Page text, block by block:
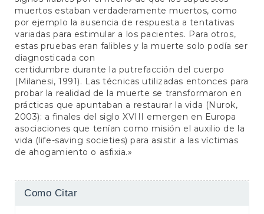
muertos estaban verdaderamente muertos, como
por ejemplo la ausencia de respuesta a tentativas
variadas para estimular a los pacientes. Para otros,
estas pruebas eran falibles y la muerte solo podía ser
diagnosticada con
certidumbre durante la putrefacción del cuerpo
(Milanesi, 1991). Las técnicas utilizadas entonces para
probar la realidad de la muerte se transformaron en
prácticas que apuntaban a restaurar la vida (Nurok,
2003): a finales del siglo XVIII emergen en Europa
asociaciones que tenían como misión el auxilio de la
vida (life-saving societies) para asistir a las víctimas
de ahogamiento o asfixia.»
Detalhes
Como Citar